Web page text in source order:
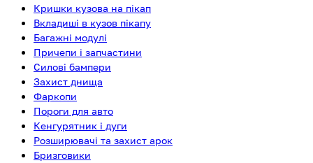
Кришки кузова на пікап
Вкладиші в кузов пікапу
Багажні модулі
Причепи і запчастини
Силові бампери
Захист днища
Фаркопи
Пороги для авто
Кенгурятник і дуги
Розширювачі та захист арок
Бризговики